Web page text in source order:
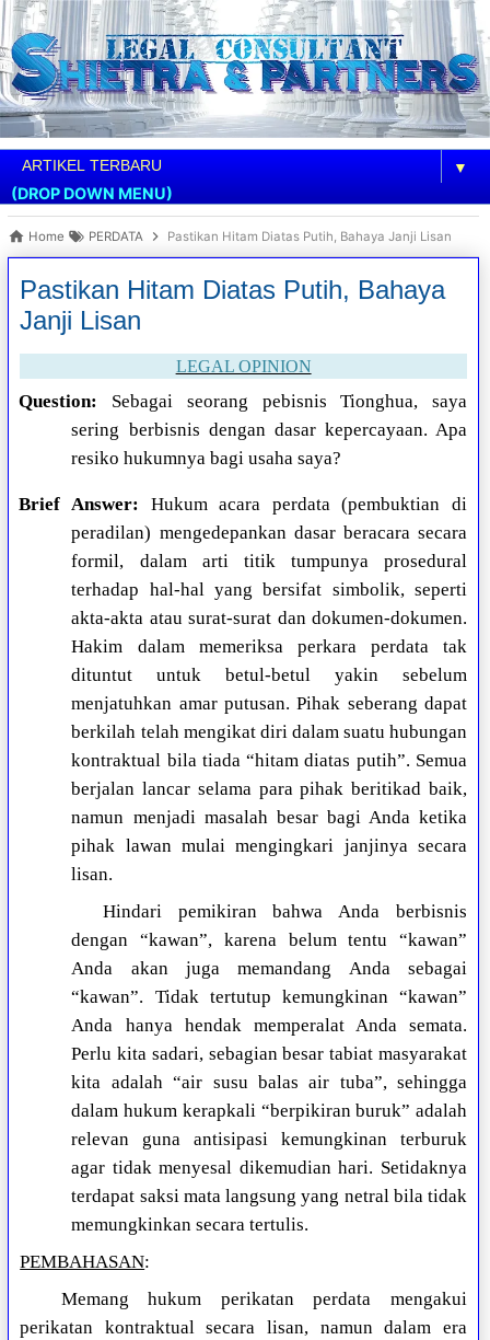
▼
(DROP DOWN MENU)
Home PERDATA Pastikan Hitam Diatas Putih, Bahaya Janji Lisan
Pastikan Hitam Diatas Putih, Bahaya
Janji Lisan
LEGAL OPINION
Question:
Sebagai seorang pebisnis Tionghua, saya
sering berbisnis dengan dasar kepercayaan. Apa
resiko hukumnya bagi usaha saya?
Brief Answer: Hukum acara perdata (pembuktian di
peradilan) mengedepankan dasar beracara secara
formil, dalam arti titik tumpunya prosedural
terhadap hal-hal yang bersifat simbolik, seperti
akta-akta atau surat-surat dan dokumen-dokumen.
Hakim dalam memeriksa perkara perdata tak
dituntut untuk betul-betul yakin sebelum
menjatuhkan amar putusan. Pihak seberang dapat
berkilah telah mengikat diri dalam suatu hubungan
kontraktual bila tiada “hitam diatas putih”. Semua
berjalan lancar selama para pihak beritikad baik,
namun menjadi masalah besar bagi Anda ketika
pihak lawan mulai mengingkari janjinya secara
lisan.
Hindari pemikiran bahwa Anda berbisnis
dengan “kawan”, karena belum tentu “kawan”
Anda akan juga memandang Anda sebagai
“kawan”. Tidak tertutup kemungkinan “kawan”
Anda hanya hendak memperalat Anda semata.
Perlu kita sadari, sebagian besar tabiat masyarakat
kita adalah “air susu balas air tuba”, sehingga
dalam hukum kerapkali “berpikiran buruk” adalah
relevan guna antisipasi kemungkinan terburuk
agar tidak menyesal dikemudian hari. Setidaknya
terdapat saksi mata langsung yang netral bila tidak
memungkinkan secara tertulis.
PEMBAHASAN:
Memang hukum perikatan perdata mengakui
perikatan kontraktual secara lisan, namun dalam era